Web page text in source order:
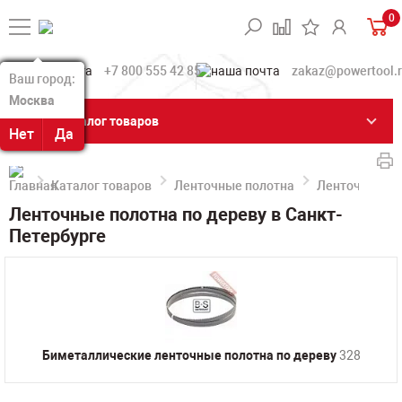
Ваш город:
Москва
Нет Да
Ваш город:
Москва
Нет Да
0
+7 800 555 42 85
Каталог товаров
Каталог товаров Ленточные полотна Ленточные
Ленточные полотна по дереву в Санкт-
Петербурге
Биметаллические ленточные полотна по дереву328